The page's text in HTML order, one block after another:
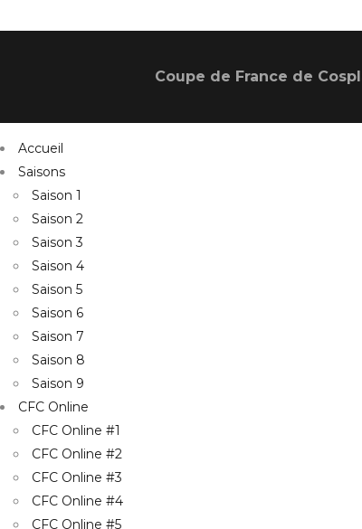
Coupe de France de
Accueil
Saisons
Saison 1
Saison 2
Saison 3
Saison 4
Saison 5
Saison 6
Saison 7
Saison 8
Saison 9
CFC Online
CFC Online #1
CFC Online #2
CFC Online #3
CFC Online #4
CFC Online #5